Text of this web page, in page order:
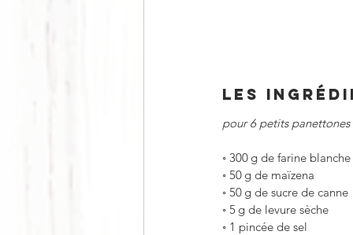
LES
pour 6 petits panettones
◦ 300 g de farine blanche
◦ 50 g de maïzena
◦ 50 g de sucre de canne
◦ 5 g de levure sèche
◦ 1 pincée de sel